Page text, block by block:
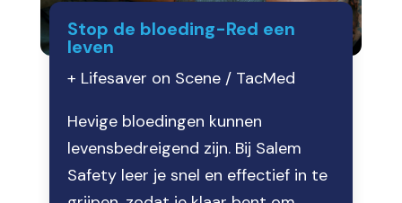
Stop de bloeding-Red een
leven
+ Lifesaver on Scene / TacMed
Hevige bloedingen kunnen
levensbedreigend zijn. Bij Salem
Safety leer je snel en effectief in te